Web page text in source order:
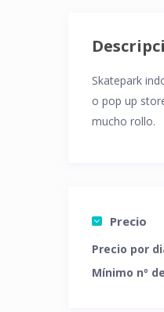
Skatepark
o pop up
mucho rollo.
Precio
Precio por
Mínimo nº